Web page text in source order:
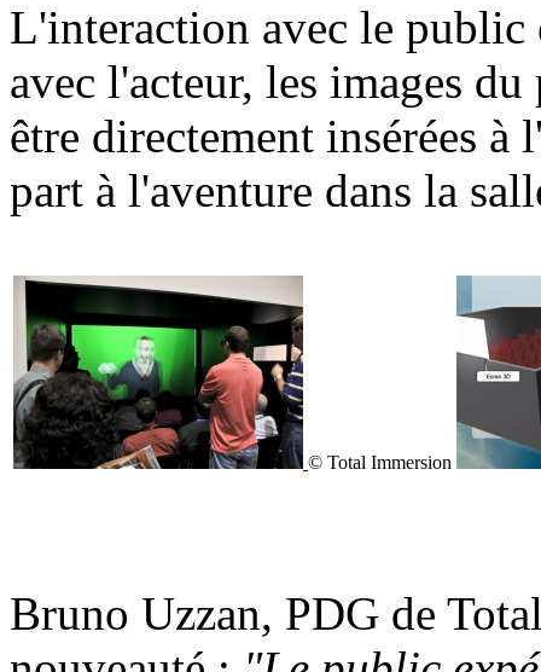
L'interaction avec le public
avec l'acteur, les images
être directement insérées à
part à l'aventure dans la
© Total Immersion
Bruno Uzzan, PDG de